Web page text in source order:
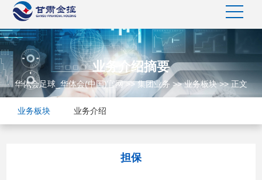
业务介绍摘要
华体会足球_华体会(中国)官网>>集团业务 >>业务板块>> 正文
业务板块 业务介绍
担保